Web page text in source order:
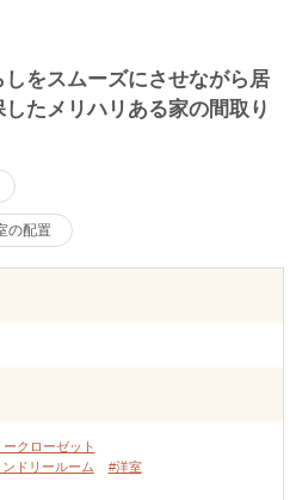
をスムーズにさせながら居
たメリハリある家の間取り
の配置
クローゼット
ンドリールーム
#洋室